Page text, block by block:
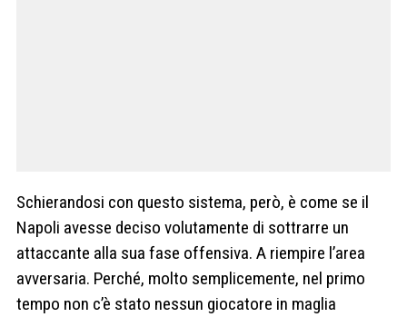
Schierandosi con questo sistema, però, è come se il
Napoli avesse deciso volutamente di sottrarre un
attaccante alla sua fase offensiva. A riempire l’area
avversaria. Perché, molto semplicemente, nel primo
tempo non c’è stato nessun giocatore in maglia